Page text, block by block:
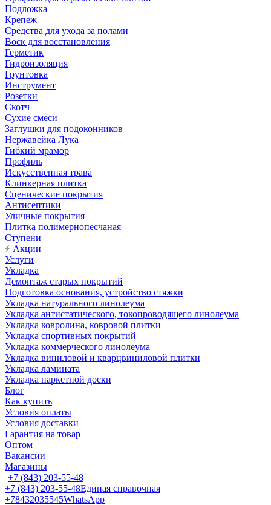
Подложка
Крепеж
Средства для ухода за полами
Воск для восстановления
Герметик
Гидроизоляция
Грунтовка
Инструмент
Розетки
Скотч
Сухие смеси
Заглушки для подоконников
Нержавейка Лука
Гибкий мрамор
Профиль
Искусственная трава
Клинкерная плитка
Сценические покрытия
Антисептики
Уличные покрытия
Плитка полимернопесчаная
Ступени
Акции
Услуги
Укладка
Демонтаж старых покрытий
Подготовка основания, устройство стяжки
Укладка натурального линолеума
Укладка антистатического, токопроводящего линолеума
Укладка ковролина, ковровой плитки
Укладка спортивных покрытий
Укладка коммерческого линолеума
Укладка виниловой и кварцвиниловой плитки
Укладка ламината
Укладка паркетной доски
Блог
Как купить
Условия оплаты
Условия доставки
Гарантия на товар
Оптом
Вакансии
Магазины
+7 (843) 203-55-48
+7 (843) 203-55-48Единая справочная
+78432035545WhatsApp